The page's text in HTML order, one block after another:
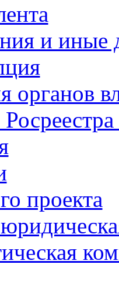
и иные
органов
проекта